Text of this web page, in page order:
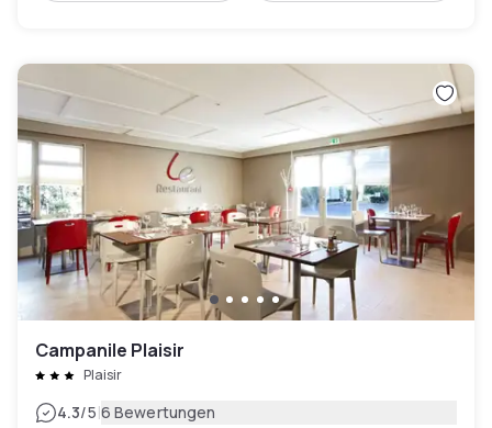
Campanile Plaisir
Plaisir
4.3/5|6 Bewertungen